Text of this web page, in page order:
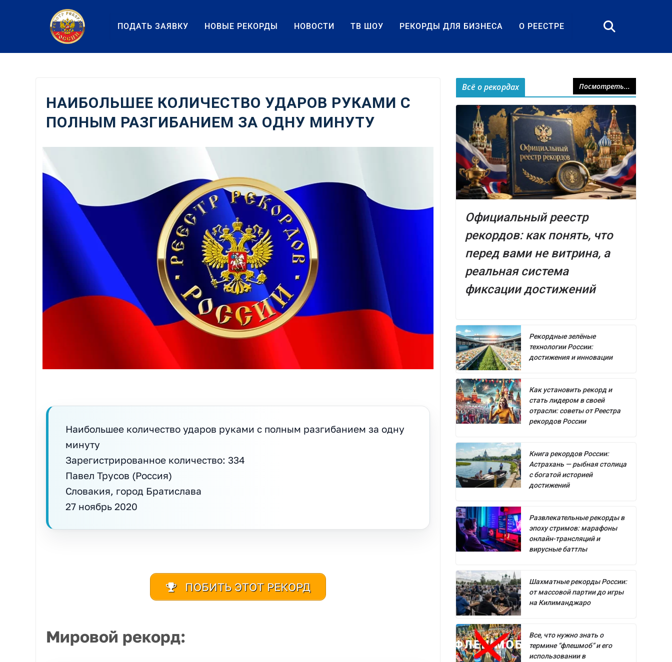
содержанию
ПОДАТЬ ЗАЯВКУ НОВЫЕ РЕКОРДЫ НОВОСТИ ТВ ШОУ РЕКОРДЫ ДЛЯ БИЗНЕСА О РЕЕСТРЕ
НАИБОЛЬШЕЕ КОЛИЧЕСТВО УДАРОВ РУКАМИ С
ПОЛНЫМ РАЗГИБАНИЕМ ЗА ОДНУ МИНУТУ
Наибольшее количество ударов руками с полным разгибанием за одну
минуту
Зарегистрированное количество: 334
Павел Трусов (Россия)
Словакия, город Братислава
27 ноябрь 2020
ПОБИТЬ ЭТОТ РЕКОРД
Мировой рекорд:
Всё о рекордах Посмотреть...
Официальный реестр
рекордов: как понять, что
перед вами не витрина, а
реальная система
фиксации достижений
Рекордные зелёные
технологии России:
достижения и инновации
Как установить рекорд и
стать лидером в своей
отрасли: советы от Реестра
рекордов России
Книга рекордов России:
Астрахань — рыбная столица
с богатой историей
достижений
Развлекательные рекорды в
эпоху стримов: марафоны
онлайн-трансляций и
вирусные баттлы
Шахматные рекорды России:
от массовой партии до игры
на Килиманджаро
Все, что нужно знать о
термине “флешмоб” и его
использовании в